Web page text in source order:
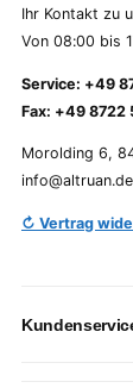
Ihr Kontakt zu
Von 08:00 bis
Service: +49
Fax: +49 8722
Morolding 6,
info@altruan.de
↻ Vertrag